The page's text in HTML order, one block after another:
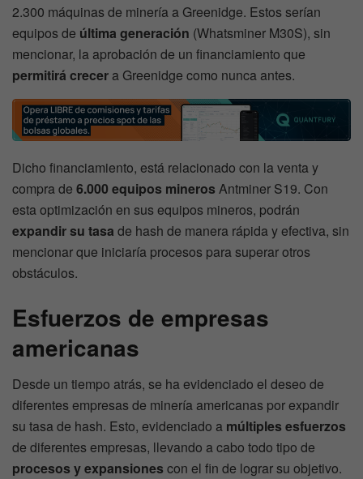
2.300 máquinas de minería a Greenidge. Estos serían
equipos de última generación (Whatsminer M30S), sin
mencionar, la aprobación de un financiamiento que
permitirá crecer a Greenidge como nunca antes.
Dicho financiamiento, está relacionado con la venta y
compra de 6.000 equipos mineros Antminer S19. Con
esta optimización en sus equipos mineros, podrán
expandir su tasa de hash de manera rápida y efectiva, sin
mencionar que iniciaría procesos para superar otros
obstáculos.
Esfuerzos de empresas
americanas
Desde un tiempo atrás, se ha evidenciado el deseo de
diferentes empresas de minería americanas por expandir
su tasa de hash. Esto, evidenciado a múltiples esfuerzos
de diferentes empresas, llevando a cabo todo tipo de
procesos y expansiones con el fin de lograr su objetivo.